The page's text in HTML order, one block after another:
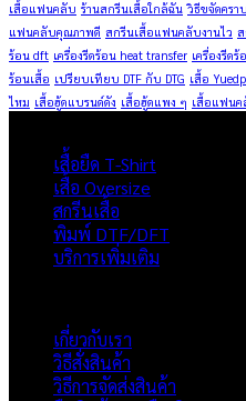
เสื้อแฟนคลับ ร้านสกรีนเสื้อใกล้ฉัน วิธีขจัดคร
แฟนคลับคุณภาพดี สกรีนเสื้อแฟนคลับงานไว
ร้อน dft เครื่องรีดร้อน heat transfer เครื่องรีด
ร้อนเสื้อ เปรียบเทียบ DTF กับ DTG เสื้อ
ไหม เสื้อฮู้ดแบรนด์ดัง เสื้อฮู้ดแพง ๆ เสื้อแฟน
เสื้อยืด T-Shirt
เสื้อ Oversize
สกรีนเสื้อ
พิมพ์ DTF/DFT
บริการเพิ่มเติม
เกี่ยวกับเรา
วิธีสั่งสินค้า
วิธีการจัดส่งสินค้า